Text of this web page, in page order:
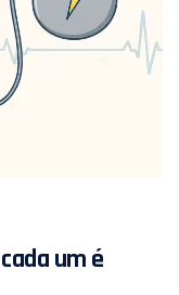
um é